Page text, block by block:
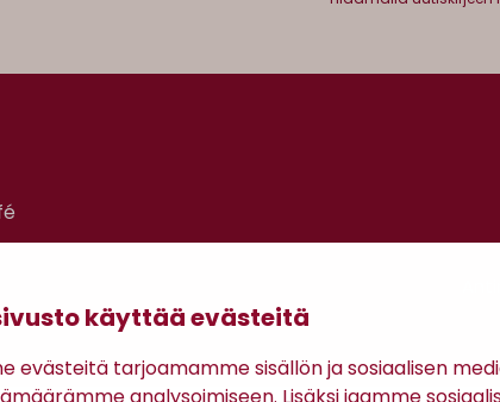
käyttää evästeitä
evästeitä tarjoamamme sisällön ja sosiaalisen